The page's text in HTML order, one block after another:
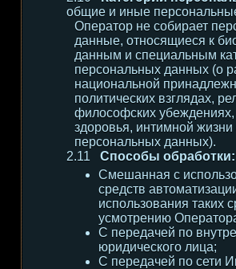
общие и иные
Оператор не собирает
данные, относящиеся к
данным и специальным
персональных данных (о
национальной
политических взглядах,
философских убеждениях,
здоровья, интимной жизни
персональных данных).
Способы обработки:
Смешанная с
средств
использования таких
усмотрению
С передачей по
юридического лица;
С передачей по сети